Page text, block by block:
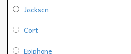
Jackson
Cort
Epiphone